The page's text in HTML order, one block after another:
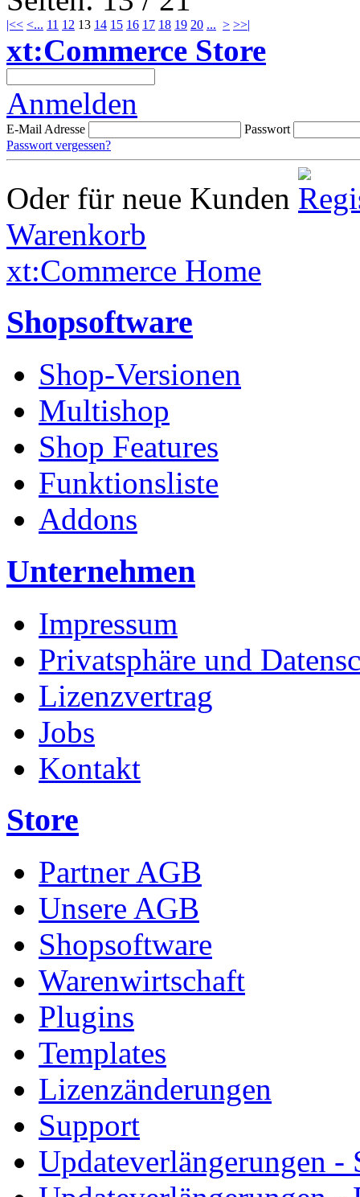
|<< <... 11 12 13 14 15 16 17 18 19 20 ... > >>|
xt:Commerce Store
Anmelden
E-Mail Adresse
Passwort
Passwort vergessen?
Oder für neue Kunden
Warenkorb
xt:Commerce Home
Shopsoftware
Shop-Versionen
Multishop
Shop Features
Funktionsliste
Addons
Unternehmen
Impressum
Privatsphäre und
Lizenzvertrag
Jobs
Kontakt
Store
Partner AGB
Unsere AGB
Shopsoftware
Warenwirtschaft
Plugins
Templates
Lizenzänderungen
Support
Updateverlängerungen -